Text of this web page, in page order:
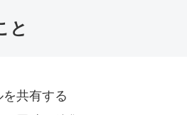
と
を共有する